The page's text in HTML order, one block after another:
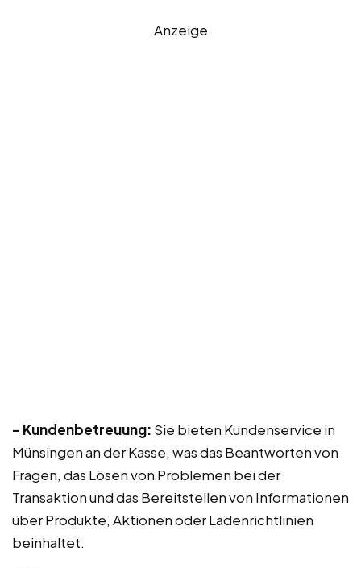
Anzeige
– Kundenbetreuung: Sie bieten Kundenservice in
Münsingen an der Kasse, was das Beantworten von
Fragen, das Lösen von Problemen bei der
Transaktion und das Bereitstellen von Informationen
über Produkte, Aktionen oder Ladenrichtlinien
beinhaltet.